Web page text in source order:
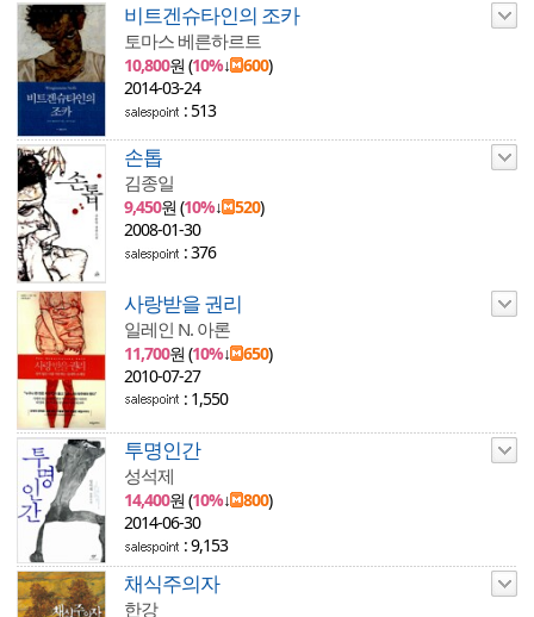
비트겐슈타인의 조카
토마스 베른하르트
10,800원 (10%↓ 600)
2014-03-24
: 513
손톱
김종일
9,450원 (10%↓ 520)
2008-01-30
: 376
사랑받을 권리
일레인 N. 아론
11,700원 (10%↓ 650)
2010-07-27
: 1,550
투명인간
성석제
14,400원 (10%↓ 800)
2014-06-30
: 9,153
채식주의자
한강